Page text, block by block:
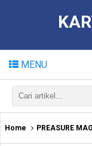
MENU
Home PREASURE